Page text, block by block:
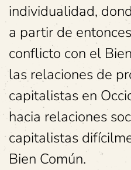
individualidad,
a partir de
conflicto con el
las relaciones de
capitalistas en
hacia relaciones
capitalistas
Bien Común.